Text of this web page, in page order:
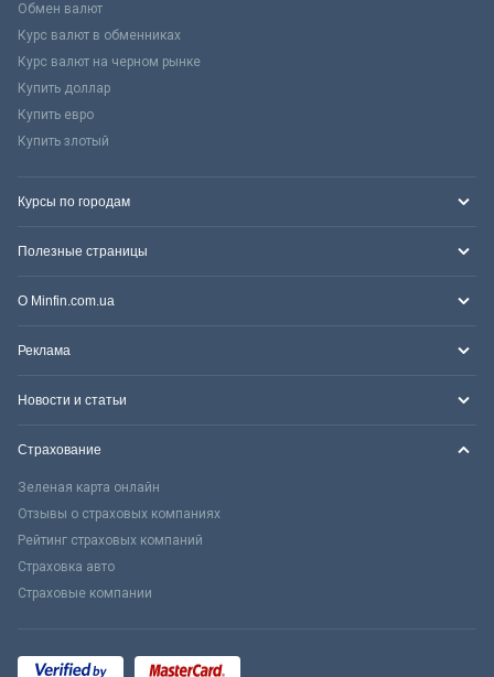
Обмен валют
Курс валют в обменниках
Курс валют на черном рынке
Купить доллар
Купить евро
Купить злотый
Курсы по городам
Полезные страницы
О Minfin.com.ua
Реклама
Новости и статьи
Страхование
Зеленая карта онлайн
Отзывы о страховых компаниях
Рейтинг страховых компаний
Страховка авто
Страховые компании